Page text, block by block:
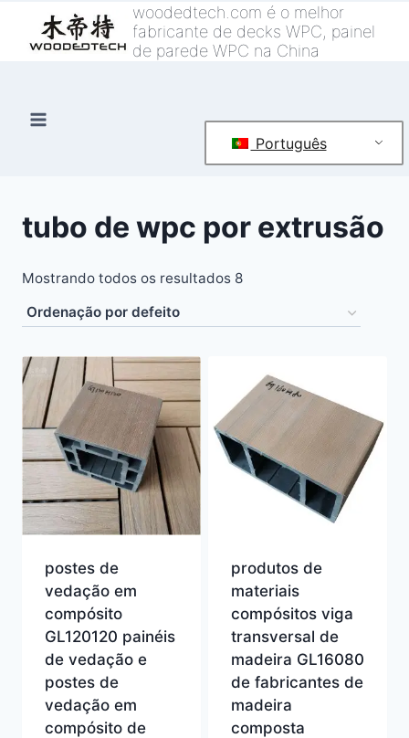
woodedtech.com é o melhor
fabricante de decks WPC, painel
de parede WPC na China
Português
tubo de wpc por extrusão
Mostrando todos os resultados 8
postes de
vedação em
compósito
GL120120 painéis
de vedação e
postes de
vedação em
compósito de
produtos de
materiais
compósitos viga
transversal de
madeira GL16080
de fabricantes de
madeira
composta